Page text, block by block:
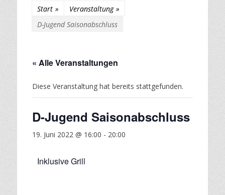
Start » Veranstaltung »
D-Jugend Saisonabschluss
« Alle Veranstaltungen
Diese Veranstaltung hat bereits stattgefunden.
D-Jugend Saisonabschluss
19. Juni 2022 @ 16:00 - 20:00
Inklusive Grill